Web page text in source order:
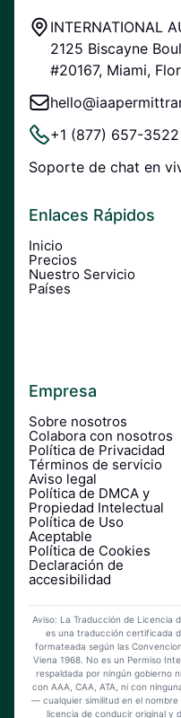
INTERNATIONAL
2125 Biscayne
#20167, Miami,
+1 (877) 657-3522
Soporte de chat en
Enlaces Rápidos
Inicio
Precios
Nuestro Servicio
Países
Empresa
Sobre nosotros
Colabora con nosotros
Política de Privacidad
Términos de servicio
Aviso legal
Política de DMCA y
Propiedad Intelectual
Política de Uso
Aceptable
Política de Cookies
Declaración de
accesibilidad
Aviso: La Traducción de Licencia
es una traducción certificada
formateada según las
Viena 1968. No es un Permiso
respaldada por ningún gobierno
con AAA, CAA, ATA, ni con
— cualquier similitud en el
licencia de conducir original y